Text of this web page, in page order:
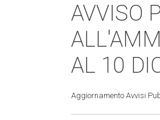
AVVISO
AL 10
Aggiornamento Avvisi